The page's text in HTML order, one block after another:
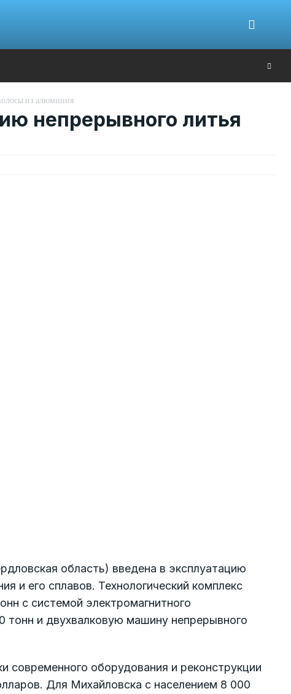
из алюминия
непрерывного литья
область) введена в эксплуатацию
и его сплавов. Технологический комплекс
с системой электромагнитного
тонн и двухвалковую машину непрерывного
современного оборудования и реконструкции
Для Михайловска с населением 8 000